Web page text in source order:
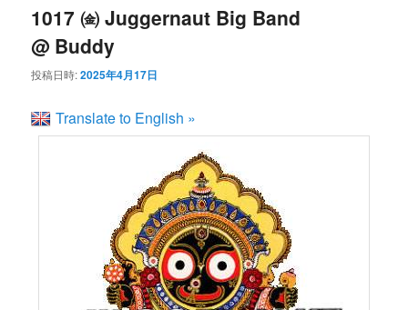
コ
ン
テ
ン
テ
ン
1017 ㈮ Juggernaut Big Band
@ Buddy
投稿日時:2025年4月17日
Translate to English »